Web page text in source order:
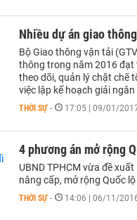
Nhiều dự án giao
Bộ Giao thông vận tải
thông trong năm 2016 đạt
theo dõi, quản lý chặt chẽ
việc lập kế hoạch giải
THỜI SỰ - 17:05 | 09/01/
4 phương án mở rộng
UBND TPHCM vừa đề
nâng cấp, mở rộng Quốc
THỜI SỰ - 14:06 | 06/11/